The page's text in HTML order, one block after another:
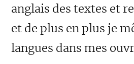
anglais des textes et
et de plus en plus je
langues dans mes